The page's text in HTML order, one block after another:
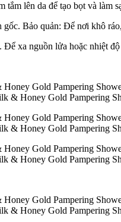
lên da để tạo bọt và làm
Bảo quản: Để nơi khô
Để xa nguồn lửa hoặc nhiệt
& Honey Gold Pampering
& Honey Gold Pampering
& Honey Gold Pampering
& Honey Gold Pampering